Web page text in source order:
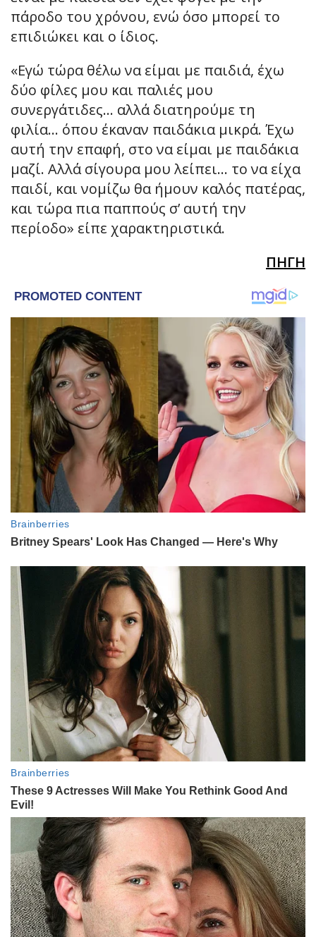
πάροδο του χρόνου, ενώ όσο μπορεί το
επιδιώκει και ο ίδιος.
«Εγώ τώρα θέλω να είμαι με παιδιά, έχω
δύο φίλες μου και παλιές μου
συνεργάτιδες… αλλά διατηρούμε τη
φιλία… όπου έκαναν παιδάκια μικρά. Έχω
αυτή την επαφή, στο να είμαι με παιδάκια
μαζί. Αλλά σίγουρα μου λείπει… το να είχα
παιδί, και νομίζω θα ήμουν καλός πατέρας,
και τώρα πια παππούς σ’ αυτή την
περίοδο» είπε χαρακτηριστικά.
ΠΗΓΗ